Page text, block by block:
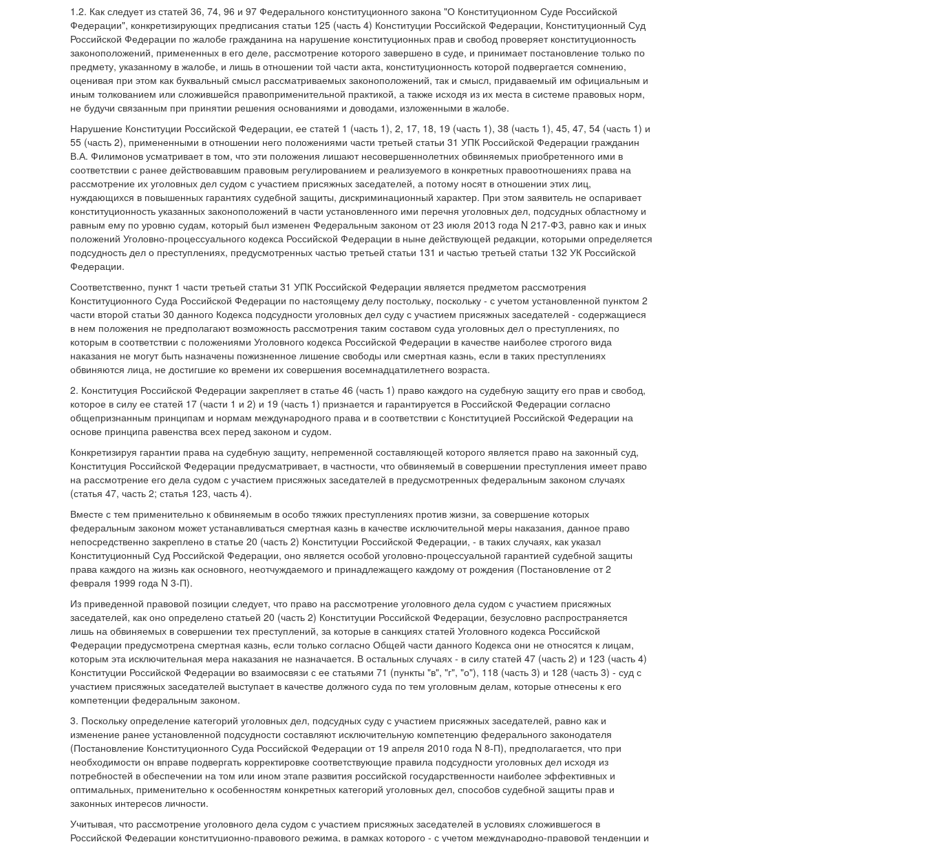
1.2. Как следует из статей 36, 74, 96 и 97 Федерального конституционного закона "О Конституционном Суде Российской
Федерации", конкретизирующих предписания статьи 125 (часть 4) Конституции Российской Федерации, Конституционный Суд
Российской Федерации по жалобе гражданина на нарушение конституционных прав и свобод проверяет конституционность
законоположений, примененных в его деле, рассмотрение которого завершено в суде, и принимает постановление только по
предмету, указанному в жалобе, и лишь в отношении той части акта, конституционность которой подвергается сомнению,
оценивая при этом как буквальный смысл рассматриваемых законоположений, так и смысл, придаваемый им официальным и
иным толкованием или сложившейся правоприменительной практикой, а также исходя из их места в системе правовых норм,
не будучи связанным при принятии решения основаниями и доводами, изложенными в жалобе.
Нарушение Конституции Российской Федерации, ее статей 1 (часть 1), 2, 17, 18, 19 (часть 1), 38 (часть 1), 45, 47, 54 (часть 1) и
55 (часть 2), примененными в отношении него положениями части третьей статьи 31 УПК Российской Федерации гражданин
В.А. Филимонов усматривает в том, что эти положения лишают несовершеннолетних обвиняемых приобретенного ими в
соответствии с ранее действовавшим правовым регулированием и реализуемого в конкретных правоотношениях права на
рассмотрение их уголовных дел судом с участием присяжных заседателей, а потому носят в отношении этих лиц,
нуждающихся в повышенных гарантиях судебной защиты, дискриминационный характер. При этом заявитель не оспаривает
конституционность указанных законоположений в части установленного ими перечня уголовных дел, подсудных областному и
равным ему по уровню судам, который был изменен Федеральным законом от 23 июля 2013 года N 217-ФЗ, равно как и иных
положений Уголовно-процессуального кодекса Российской Федерации в ныне действующей редакции, которыми определяется
подсудность дел о преступлениях, предусмотренных частью третьей статьи 131 и частью третьей статьи 132 УК Российской
Федерации.
Соответственно, пункт 1 части третьей статьи 31 УПК Российской Федерации является предметом рассмотрения
Конституционного Суда Российской Федерации по настоящему делу постольку, поскольку - с учетом установленной пунктом 2
части второй статьи 30 данного Кодекса подсудности уголовных дел суду с участием присяжных заседателей - содержащиеся
в нем положения не предполагают возможность рассмотрения таким составом суда уголовных дел о преступлениях, по
которым в соответствии с положениями Уголовного кодекса Российской Федерации в качестве наиболее строгого вида
наказания не могут быть назначены пожизненное лишение свободы или смертная казнь, если в таких преступлениях
обвиняются лица, не достигшие ко времени их совершения восемнадцатилетнего возраста.
2. Конституция Российской Федерации закрепляет в статье 46 (часть 1) право каждого на судебную защиту его прав и свобод,
которое в силу ее статей 17 (части 1 и 2) и 19 (часть 1) признается и гарантируется в Российской Федерации согласно
общепризнанным принципам и нормам международного права и в соответствии с Конституцией Российской Федерации на
основе принципа равенства всех перед законом и судом.
Конкретизируя гарантии права на судебную защиту, непременной составляющей которого является право на законный суд,
Конституция Российской Федерации предусматривает, в частности, что обвиняемый в совершении преступления имеет право
на рассмотрение его дела судом с участием присяжных заседателей в предусмотренных федеральным законом случаях
(статья 47, часть 2; статья 123, часть 4).
Вместе с тем применительно к обвиняемым в особо тяжких преступлениях против жизни, за совершение которых
федеральным законом может устанавливаться смертная казнь в качестве исключительной меры наказания, данное право
непосредственно закреплено в статье 20 (часть 2) Конституции Российской Федерации, - в таких случаях, как указал
Конституционный Суд Российской Федерации, оно является особой уголовно-процессуальной гарантией судебной защиты
права каждого на жизнь как основного, неотчуждаемого и принадлежащего каждому от рождения (Постановление от 2
февраля 1999 года N 3-П).
Из приведенной правовой позиции следует, что право на рассмотрение уголовного дела судом с участием присяжных
заседателей, как оно определено статьей 20 (часть 2) Конституции Российской Федерации, безусловно распространяется
лишь на обвиняемых в совершении тех преступлений, за которые в санкциях статей Уголовного кодекса Российской
Федерации предусмотрена смертная казнь, если только согласно Общей части данного Кодекса они не относятся к лицам,
которым эта исключительная мера наказания не назначается. В остальных случаях - в силу статей 47 (часть 2) и 123 (часть 4)
Конституции Российской Федерации во взаимосвязи с ее статьями 71 (пункты "в", "г", "о"), 118 (часть 3) и 128 (часть 3) - суд с
участием присяжных заседателей выступает в качестве должного суда по тем уголовным делам, которые отнесены к его
компетенции федеральным законом.
3. Поскольку определение категорий уголовных дел, подсудных суду с участием присяжных заседателей, равно как и
изменение ранее установленной подсудности составляют исключительную компетенцию федерального законодателя
(Постановление Конституционного Суда Российской Федерации от 19 апреля 2010 года N 8-П), предполагается, что при
необходимости он вправе подвергать корректировке соответствующие правила подсудности уголовных дел исходя из
потребностей в обеспечении на том или ином этапе развития российской государственности наиболее эффективных и
оптимальных, применительно к особенностям конкретных категорий уголовных дел, способов судебной защиты прав и
законных интересов личности.
Учитывая, что рассмотрение уголовного дела судом с участием присяжных заседателей в условиях сложившегося в
Российской Федерации конституционно-правового режима, в рамках которого - с учетом международно-правовой тенденции и